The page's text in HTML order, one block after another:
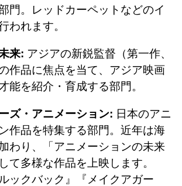
門。レッドカーペットなどのイ
われます。
来: アジアの新鋭監督（第一作、
作品に焦点を当て、アジア映画
能を紹介・育成する部門。
ズ・アニメーション: 日本のアニ
作品を特集する部門。近年は海
わり、「アニメーションの未来
て多様な作品を上映します。
ックバック』『メイクアガー